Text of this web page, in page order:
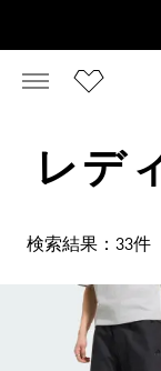
レデ
検索結果：33件